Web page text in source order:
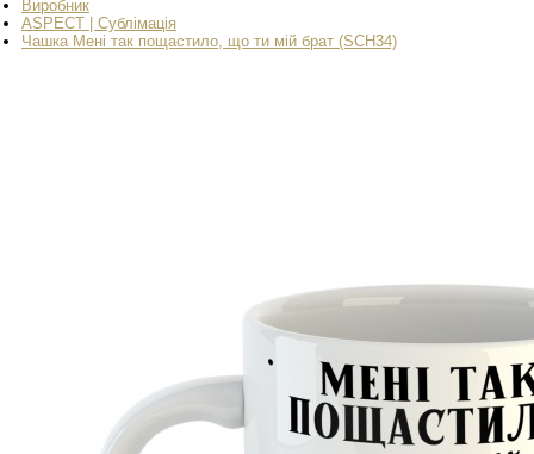
Виробник
ASPECT | Сублімація
Чашка Мені так пощастило, що ти мій брат (SCH34)